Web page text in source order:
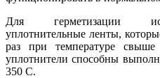
Для герметизации
уплотнительные ленты,
раз при температуре
уплотнители способны
350 С.